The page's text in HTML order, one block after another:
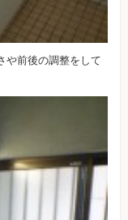
や前後の調整をして